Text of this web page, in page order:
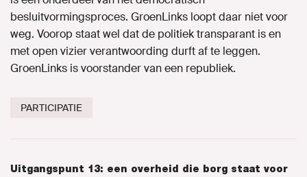
besluitvormingsproces. GroenLinks loopt daar niet voor
weg. Voorop staat wel dat de politiek transparant is en
met open vizier verantwoording durft af te leggen.
GroenLinks is voorstander van een republiek.
PARTICIPATIE
Uitgangspunt 13: een overheid die borg staat voor